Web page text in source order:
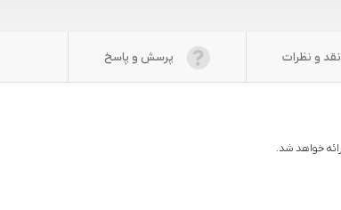
نقد و نظرات پرسش و پاسخ